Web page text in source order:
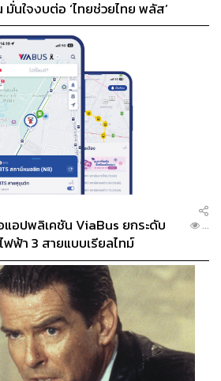
นใจงบต่อ ‘ไทยช่วยไทย พลัส’
อปพลิเคชัน ViaBus ยกระดับ
ฟ้า 3 สายแบบเรียลไทม์
...